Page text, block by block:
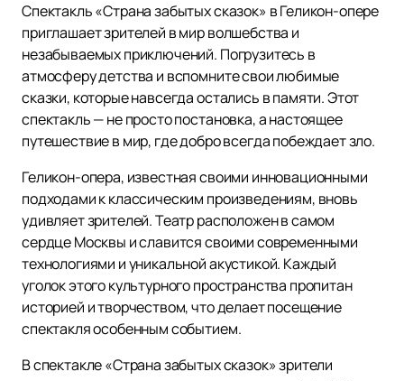
Спектакль «Страна забытых сказок» в Геликон-опере
приглашает зрителей в мир волшебства и
незабываемых приключений. Погрузитесь в
атмосферу детства и вспомните свои любимые
сказки, которые навсегда остались в памяти. Этот
спектакль — не просто постановка, а настоящее
путешествие в мир, где добро всегда побеждает зло.
Геликон-опера, известная своими инновационными
подходами к классическим произведениям, вновь
удивляет зрителей. Театр расположен в самом
сердце Москвы и славится своими современными
технологиями и уникальной акустикой. Каждый
уголок этого культурного пространства пропитан
историей и творчеством, что делает посещение
спектакля особенным событием.
В спектакле «Страна забытых сказок» зрители